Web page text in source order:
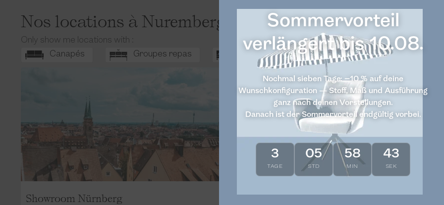
Nos locations à Nuremberg en détail.
Only show me locations with :
Canapés
Groupes repas Tables Échantillons de
Showroom Nürnberg
Sommervorteil
verlängert bis 10.08.
Nochmal sieben Tage: −10 % auf deine
Wunschkonfiguration — Stoff, Maß und Ausführung
ganz nach deinen Vorstellungen.
Danach ist der Sommervorteil endgültig vorbei.
3
TAGE
05
STD
58
MIN
43
SEK